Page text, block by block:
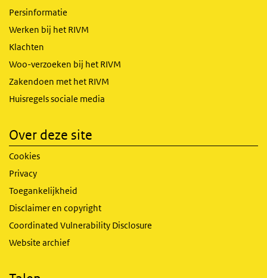
Persinformatie
Werken bij het RIVM
Klachten
Woo-verzoeken bij het RIVM
Zakendoen met het RIVM
Huisregels sociale media
Over deze site
Cookies
Privacy
Toegankelijkheid
Disclaimer en copyright
Coordinated Vulnerability Disclosure
Website archief